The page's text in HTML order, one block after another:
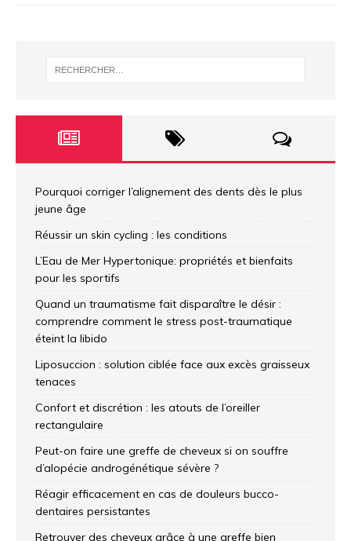
Pourquoi corriger l’alignement des dents dès le plus
jeune âge
Réussir un skin cycling : les conditions
L’Eau de Mer Hypertonique: propriétés et bienfaits
pour les sportifs
Quand un traumatisme fait disparaître le désir :
comprendre comment le stress post-traumatique
éteint la libido
Liposuccion : solution ciblée face aux excès graisseux
tenaces
Confort et discrétion : les atouts de l’oreiller
rectangulaire
Peut-on faire une greffe de cheveux si on souffre
d’alopécie androgénétique sévère ?
Réagir efficacement en cas de douleurs bucco-
dentaires persistantes
Retrouver des cheveux grâce à une greffe bien